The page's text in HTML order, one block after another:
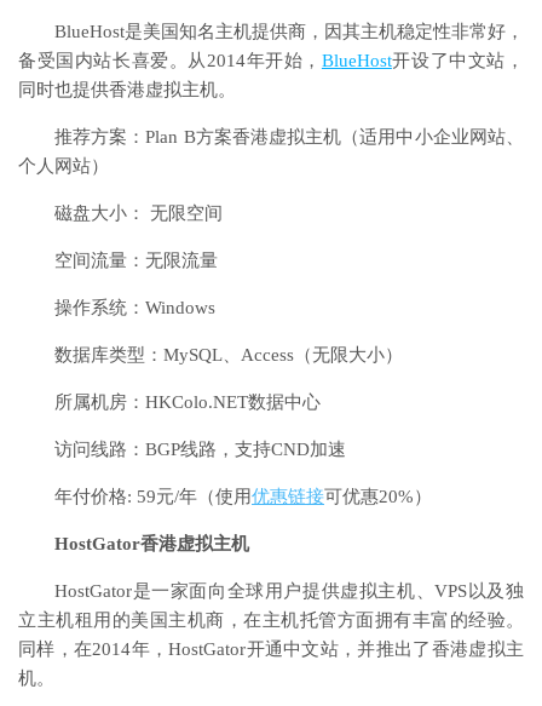
BlueHost是美国知名主机提供商，因其主机稳定性非常好，
备受国内站长喜爱。从2014年开始， BlueHost开设了中文站，
同时也提供香港虚拟主机。
推荐方案：Plan B方案香港虚拟主机（适用中小企业网站、
个人网站）
磁盘大小： 无限空间
空间流量：无限流量
操作系统：Windows
数据库类型：MySQL、Access（无限大小）
所属机房：HKColo.NET数据中心
访问线路：BGP线路，支持CND加速
年付价格: 59元/年（使用优惠链接可优惠20%）
HostGator香港虚拟主机
HostGator是一家面向全球用户提供虚拟主机、VPS以及独
立主机租用的美国主机商，在主机托管方面拥有丰富的经验。
同样，在2014年，HostGator开通中文站，并推出了香港虚拟主
机。